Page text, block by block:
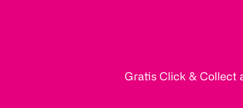
Gratis Click & Collect